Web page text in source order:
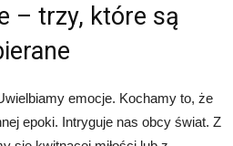
– trzy, które są
emocje. Kochamy to, że
epoki. Intryguje nas obcy świat. Z